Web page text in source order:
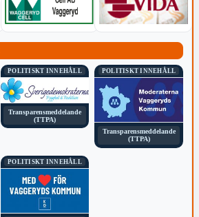
POLITISKT INNEHÅLL
Transparensmeddelande
(TTPA)
POLITISKT INNEHÅLL
Transparensmeddelande
(TTPA)
POLITISKT INNEHÅLL